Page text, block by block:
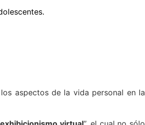
aspectos de la vida personal en la